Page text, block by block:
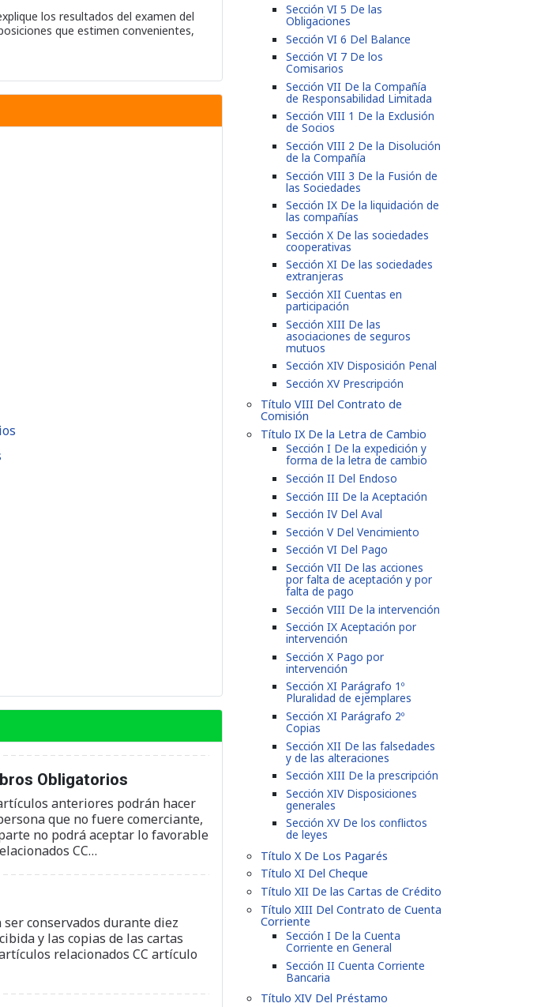
los resultados del examen del
que estimen convenientes,
Obligatorios
anteriores podrán hacer
que no fuere comerciante,
no podrá aceptar lo favorable
CC…
conservados durante diez
y las copias de las cartas
relacionados CC artículo
Sección VI 5 De las
Obligaciones
Sección VI 6 Del Balance
Sección VI 7 De los
Comisarios
Sección VII De la Compañía
de Responsabilidad Limitada
Sección VIII 1 De la Exclusión
de Socios
Sección VIII 2 De la Disolución
de la Compañía
Sección VIII 3 De la Fusión de
las Sociedades
Sección IX De la liquidación de
las compañías
Sección X De las sociedades
cooperativas
Sección XI De las sociedades
extranjeras
Sección XII Cuentas en
participación
Sección XIII De las
asociaciones de seguros
mutuos
Sección XIV Disposición Penal
Sección XV Prescripción
Título VIII Del Contrato de
Comisión
Título IX De la Letra de Cambio
Sección I De la expedición y
forma de la letra de cambio
Sección II Del Endoso
Sección III De la Aceptación
Sección IV Del Aval
Sección V Del Vencimiento
Sección VI Del Pago
Sección VII De las acciones
por falta de aceptación y por
falta de pago
Sección VIII De la intervención
Sección IX Aceptación por
intervención
Sección X Pago por
intervención
Sección XI Parágrafo 1º
Pluralidad de ejemplares
Sección XI Parágrafo 2º
Copias
Sección XII De las falsedades
y de las alteraciones
Sección XIII De la prescripción
Sección XIV Disposiciones
generales
Sección XV De los conflictos
de leyes
Título X De Los Pagarés
Título XI Del Cheque
Título XII De las Cartas de Crédito
Título XIII Del Contrato de Cuenta
Corriente
Sección I De la Cuenta
Corriente en General
Sección II Cuenta Corriente
Bancaria
Título XIV Del Préstamo